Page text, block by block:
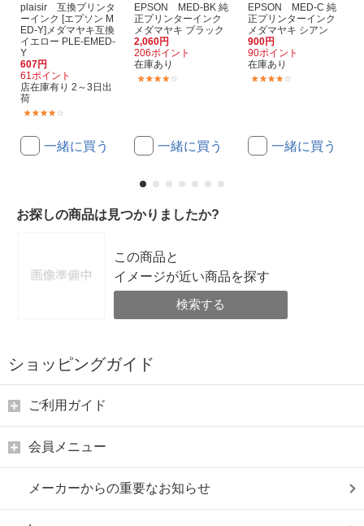
plaisir 互換プリンタ
ーインク [エプソン M
ED-Y]メダマヤキ互換
イエロー PLE-EMED-
Y
607円
61ポイント
店在庫有り 2～3日出
荷
一緒に買う
EPSON MED-BK 純
正プリンターインク
メダマヤキ ブラック
2,060円
206ポイント
在庫あり
一緒に買う
EPSON MED-C 純
正プリンターインク
メダマヤキ シアン
900円
90ポイント
在庫あり
一緒に買う
お探しの商品は見つかりましたか?
この商品と
イメージが近い商品を探す
検索する
ショッピングガイド
ご利用ガイド
会員メニュー
メーカーからの重要なお知らせ